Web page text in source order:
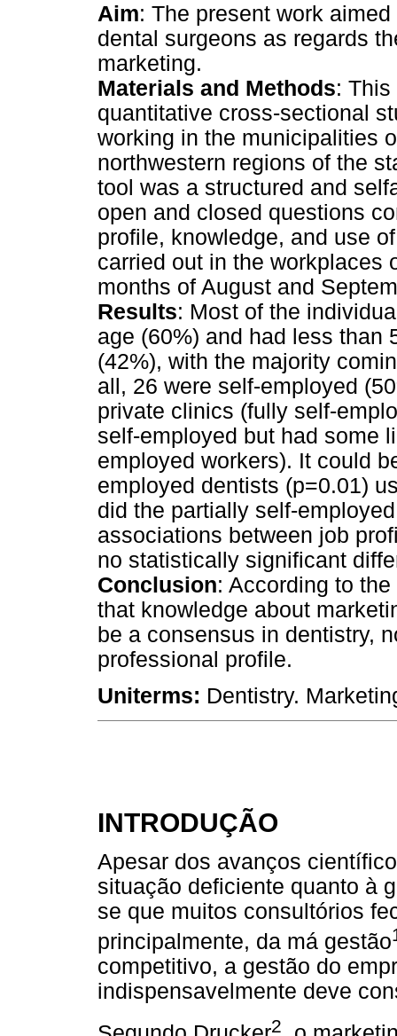
Aim: The present work
dental surgeons as regards
marketing.
Materials and Methods:
quantitative cross-sectional
working in the municipalities
northwestern regions of the
tool was a structured and
open and closed questions
profile, knowledge, and use
carried out in the workplaces
months of August and
Results: Most of the
age (60%) and had less than
(42%), with the majority
all, 26 were self-employed
private clinics (fully self-
self-employed but had some
employed workers). It could
employed dentists (p=0.01)
did the partially self-
associations between job
no statistically significant
Conclusion: According to
that knowledge about
be a consensus in dentistry,
professional profile.
Uniterms: Dentistry.
INTRODUÇÃO
Apesar dos avanços
situação deficiente quanto à
se que muitos consultórios
principalmente, da má gestão
competitivo, a gestão do
indispensavelmente deve
2